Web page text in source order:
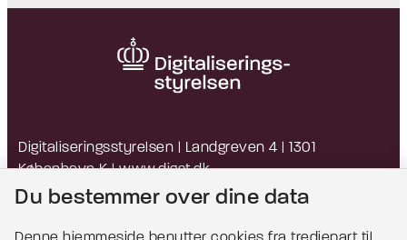
Digitaliseringsstyrelsen | Landgreven 4 | 1301
København K |www.digst.dk
EAN: 5798009814203 | CVR: 34051178
Du bestemmer over dine data